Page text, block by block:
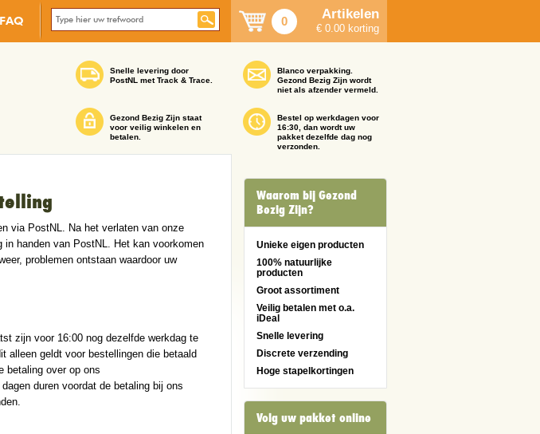
FAQ 0 Artikelen
€ 0.00 korting
Snelle levering door
PostNL met Track & Trace.
Gezond Bezig Zijn staat
voor veilig winkelen en
betalen.
Blanco verpakking.
Gezond Bezig Zijn wordt
niet als afzender vermeld.
Bestel op werkdagen voor
16:30, dan wordt uw
pakket dezelfde dag nog
verzonden.
via PostNL. Na het verlaten van onze
handen van PostNL. Het kan voorkomen
problemen ontstaan waardoor uw
zijn voor 16:00 nog dezelfde werkdag te
alleen geldt voor bestellingen die betaald
betaling over op ons
duren voordat de betaling bij ons
Waarom bij Gezond
Bezig Zijn?
Unieke eigen producten
100% natuurlijke
producten
Groot assortiment
Veilig betalen met o.a.
iDeal
Snelle levering
Discrete verzending
Hoge stapelkortingen
Volg uw pakket online